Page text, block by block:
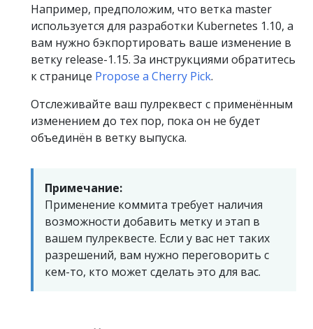
Например, предположим, что ветка master
используется для разработки Kubernetes 1.10, а
вам нужно бэкпортировать ваше изменение в
ветку release-1.15. За инструкциями обратитесь
к странице Propose a Cherry Pick.
Отслеживайте ваш пулреквест с применённым
изменением до тех пор, пока он не будет
объединён в ветку выпуска.
Примечание:
Применение коммита требует наличия
возможности добавить метку и этап в
вашем пулреквесте. Если у вас нет таких
разрешений, вам нужно переговорить с
кем-то, кто может сделать это для вас.